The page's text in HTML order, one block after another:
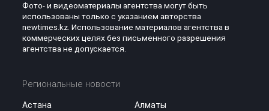
Фото- и видеоматериалы агентства могут быть
использованы только с указанием авторства
newtimes.kz. Использование материалов агентства в
коммерческих целях без письменного разрешения
агентства не допускается.
Региональные новости
Астана
Алматы